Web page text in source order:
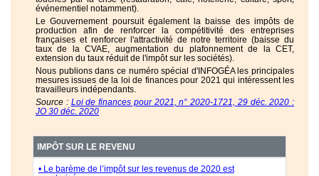
événementiel notamment).
Le Gouvernement poursuit également la baisse des impôts de
production afin de renforcer la compétitivité des entreprises
françaises et renforcer l'attractivité de notre territoire (baisse du
taux de la CVAE, augmentation du plafonnement de la CET,
extension du taux réduit de l'impôt sur les sociétés).
Nous publions dans ce numéro spécial d'INFOGÉA les principales
mesures issues de la loi de finances pour 2021 qui intéressent les
travailleurs indépendants.
Source : Loi de finances pour 2021, n° 2020-1721, 29 déc. 2020 :
JO 30 déc. 2020
IMPÔT SUR LE REVENU
• Le barème de l’impôt sur les revenus de 2020 est